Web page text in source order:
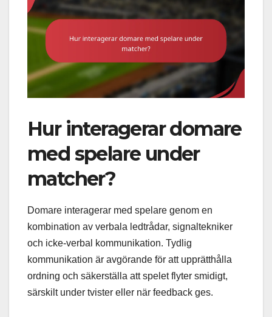
Hur interagerar domare
med spelare under
matcher?
Domare interagerar med spelare genom en
kombination av verbala ledtrådar, signaltekniker
och icke-verbal kommunikation. Tydlig
kommunikation är avgörande för att upprätthålla
ordning och säkerställa att spelet flyter smidigt,
särskilt under tvister eller när feedback ges.